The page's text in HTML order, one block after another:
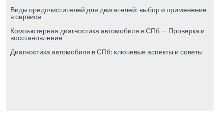
Виды предочистителей для двигателей: выбор и применение
в сервисе
Компьютерная диагностика автомобиля в СПб — Проверка и
восстановление
Диагностика автомобиля в СПб: ключевые аспекты и советы